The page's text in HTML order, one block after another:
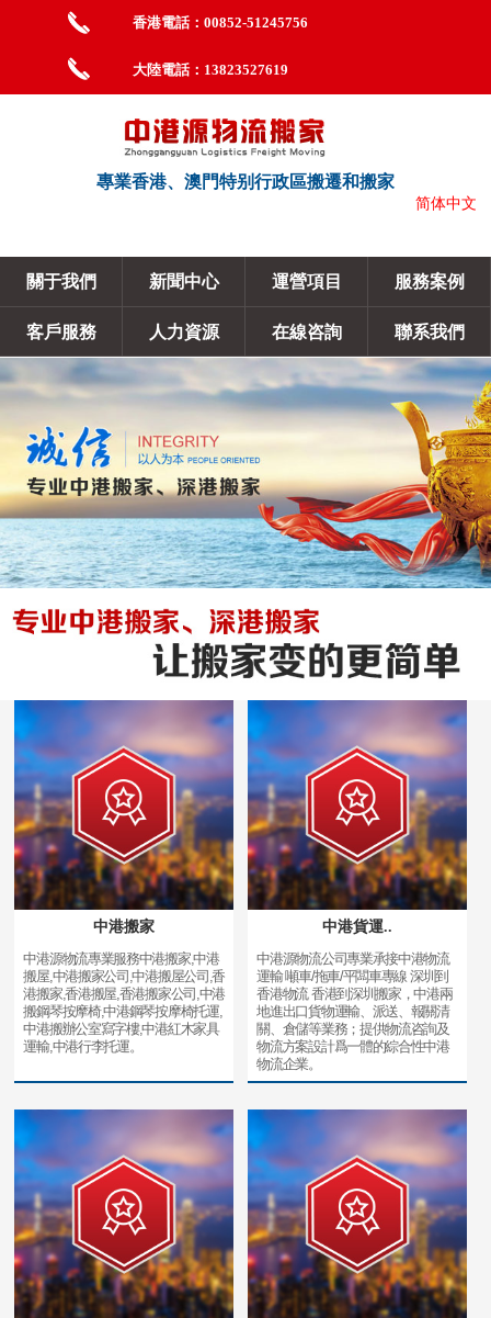
香港電話：00852-51245756
大陸電話：13823527619
專業香港、澳門特别行政區搬遷和搬家
简体中文
關于我們 新聞中心 運營項目 服務案例
客戶服務 人力資源 在線咨詢 聯系我們
中港搬家
中港源物流專業服務中港搬家,中港
搬屋,中港搬家公司,中港搬屋公司,香
港搬家,香港搬屋,香港搬家公司,中港
搬鋼琴按摩椅,中港鋼琴按摩椅托運,
中港搬辦公室寫字樓,中港紅木家具
運輸,中港行李托運。
中港貨運..
中港源物流公司專業承接中港物流
運輸 噸車/拖車/平闆車專線 深圳到
香港物流 香港到深圳搬家，中港兩
地進出口貨物運輸、派送、報關清
關、倉儲等業務；提供物流咨詢及
物流方案設計爲一體的綜合性中港
物流企業。